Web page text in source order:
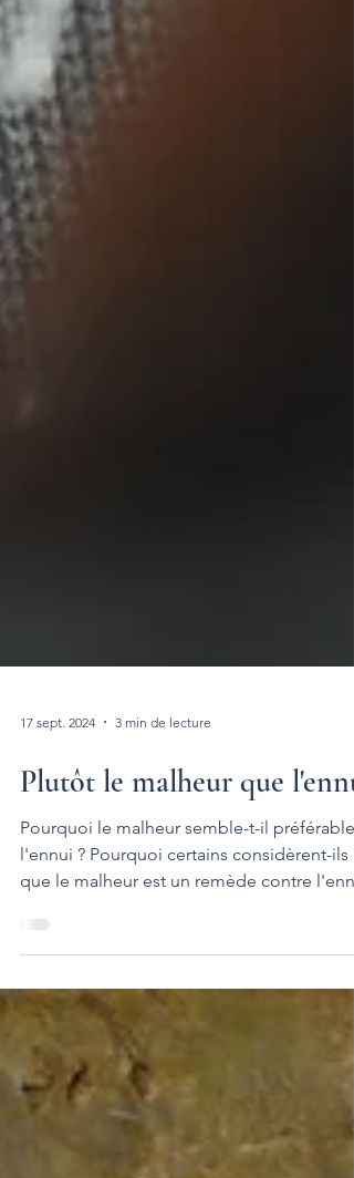
17 sept. 2024 3 min de lecture
Plutôt le malheur que l'ennui
Pourquoi le malheur semble-t-il préférable
l'ennui ? Pourquoi certains considèrent-ils
? Comment arrivent-ils à plus valoriser le
malheur que l'ennui ? Pourquoi l'ennui est-
la chose la pire au monde ? Probablement
parce que l'ennui c'est le vide, le néant, et
que la nature ayant horreur du vide, ils
cherchent à le combler par tous les
y compris le pire. Dans le malheur il y a